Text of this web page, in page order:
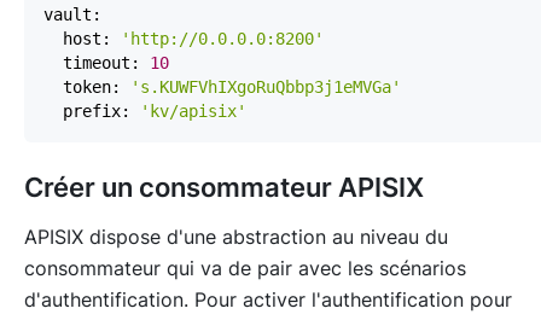
  host:
'http://0.0.0.0:8200'
  timeout:
10
  token:
's.KUWFVhIXgoRuQbbp3j1eMVGa'
  prefix:
'kv/apisix'
Créer un consommateur APISIX
APISIX dispose d'une abstraction au niveau du
consommateur qui va de pair avec les scénarios
d'authentification. Pour activer l'authentification pour